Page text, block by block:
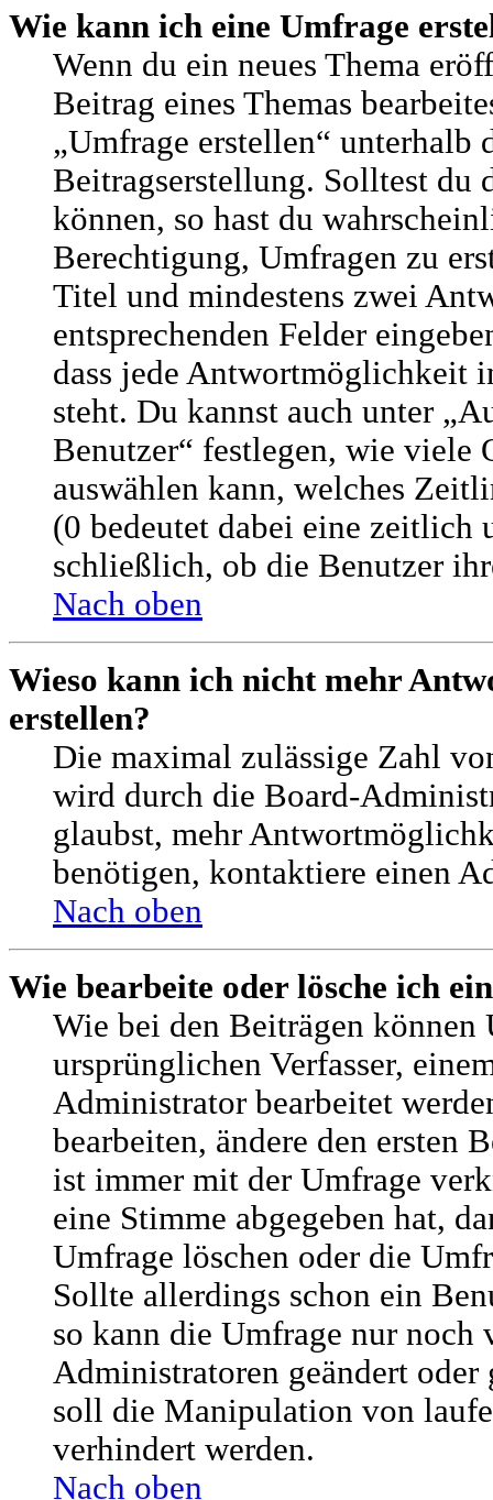
Wie kann ich eine Umfrage
Wenn du ein neues Thema
Beitrag eines Themas
„Umfrage erstellen“ unterhalb
Beitragserstellung. Solltest du
können, so hast du
Berechtigung, Umfragen zu
Titel und mindestens zwei
entsprechenden Felder
dass jede Antwortmöglichkeit
steht. Du kannst auch unter
Benutzer“ festlegen, wie viele
auswählen kann, welches
(0 bedeutet dabei eine zeitlich
schließlich, ob die Benutzer
Nach oben
Wieso kann ich nicht mehr
erstellen?
Die maximal zulässige Zahl
wird durch die Board-
glaubst, mehr
benötigen, kontaktiere einen
Nach oben
Wie bearbeite oder lösche ich
Wie bei den Beiträgen können
ursprünglichen Verfasser,
Administrator bearbeitet
bearbeiten, ändere den ersten
ist immer mit der Umfrage
eine Stimme abgegeben hat,
Umfrage löschen oder die
Sollte allerdings schon ein
so kann die Umfrage nur noch
Administratoren geändert oder
soll die Manipulation von
verhindert werden.
Nach oben